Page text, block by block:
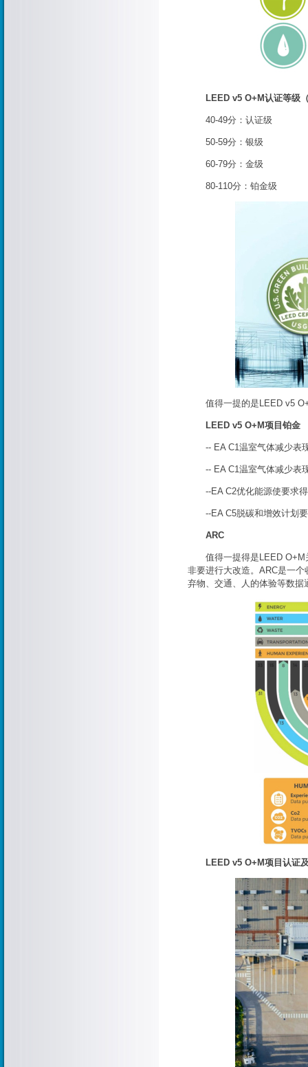
LEED v5 O+M认证等级
40-49分：认证级
50-59分：银级
60-79分：金级
80-110分：铂金级
值得一提的是LEED v5
LEED v5 O+M项目铂金
-- EA C1温室气体减少表
-- EA C1温室气体减少表现
--EA C2优化能源使要求得
--EA C5脱碳和增效计划要
ARC
值得一提得是LEED O+M
非要进行大改造。ARC是一
弃物、交通、人的体验等数
LEED v5 O+M项目认证